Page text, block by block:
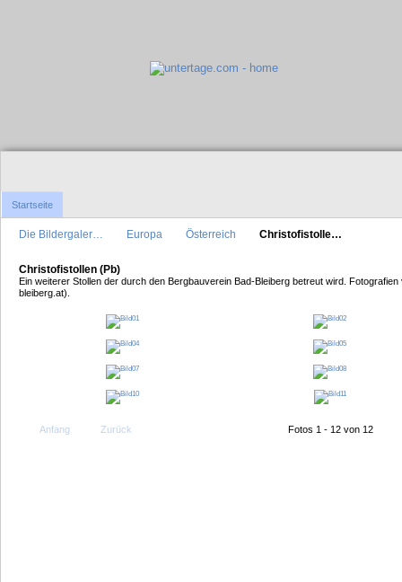
Startseite
Die Bildergaler… Europa Österreich Christofistolle…
Christofistollen (Pb)
Ein weiterer Stollen der durch den Bergbauverein Bad-Bleiberg betreut wird.
bleiberg.at).
Anfang Zurück Fotos 1 - 12 von 12